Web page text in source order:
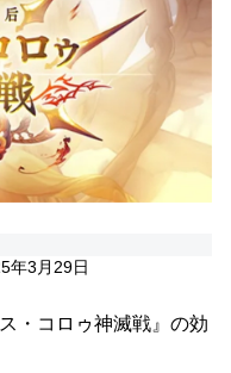
年3月29日
・コロゥ神滅戦』の効